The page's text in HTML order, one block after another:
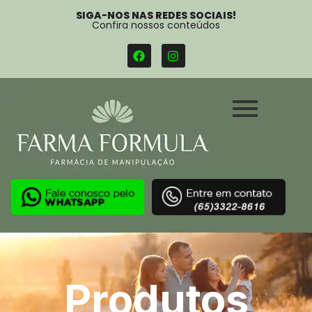
SIGA-NOS NAS REDES SOCIAIS!
Confira nossos conteúdos
Produtos